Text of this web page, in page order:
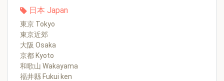
日本 Japan
東京 Tokyo
東京近郊
大阪 Osaka
京都 Kyoto
和歌山 Wakayama
福井縣 Fukui ken